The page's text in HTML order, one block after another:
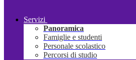
Servizi
Panoramica
Famiglie e studenti
Personale scolastico
Percorsi di studio